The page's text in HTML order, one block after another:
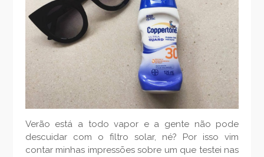
Verão está a todo vapor e a gente não pode
descuidar com o filtro solar, né? Por isso vim
contar minhas impressões sobre um que testei nas